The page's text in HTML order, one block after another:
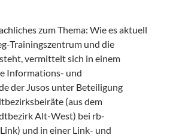
zum Thema: Wie es aktuell
Trainingszentrum und die
vermittelt sich in einem
Informations- und
der Jusos unter Beteiligung
(aus dem
Alt-West) bei rb-
und in einer Link- und